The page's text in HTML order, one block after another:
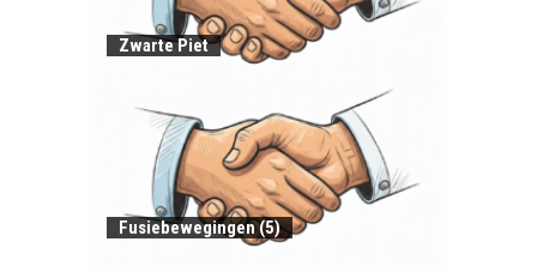
Zwarte Piet
Fusiebewegingen (5)